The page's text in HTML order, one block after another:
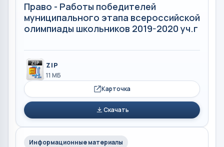
Право - Работы победителей
муниципального этапа всероссийской
олимпиады школьников 2019-2020 уч.г
ZIP
11 МБ
Карточка
Скачать
Информационные материалы